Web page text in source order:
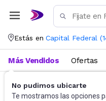
Estás en Capital Federal (
No pudimos ubicarte
Te mostramos las opciones
Más Vendidos Ofertas
Juguetes y Juegos